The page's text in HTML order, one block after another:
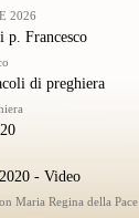
2026
p. Francesco
di preghiera
- Video
Maria Regina della Pace